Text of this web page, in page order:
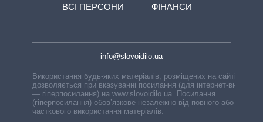
ВСІ ПЕРСОНИ
ФІНАНСИ
info@slovoidilo.ua
Використання будь-яких матеріалів, розміщених на сайті,
дозволяється при вказуванні посилання (для інтернет-видань
— гіперпосилання) на www.slovoidilo.ua. Посилання
(гіперпосилання) обов’язкове незалежно від повного або
часткового використання матеріалів.